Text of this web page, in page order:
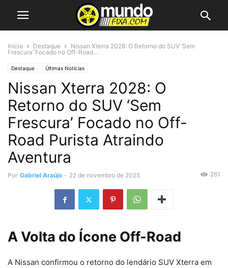
Início Destaque
Nissan Xterra 2028: O Retorno do SUV ‘Sem
Frescura’ Focado no Off-Road...
Destaque Últimas Notícias
Nissan Xterra 2028: O
Retorno do SUV ‘Sem
Frescura’ Focado no Off-
Road Purista Atraindo
Aventura
Por Gabriel Araújo - 22 de novembro de 2025 261
A Volta do Ícone Off-Road
A Nissan confirmou o retorno do lendário SUV Xterra em